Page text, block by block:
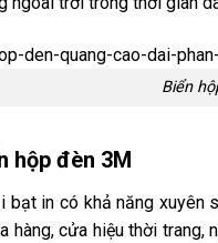
Biển
hộp đèn 3M
bạt in có khả năng xuyên
hàng, cửa hiệu thời trang,